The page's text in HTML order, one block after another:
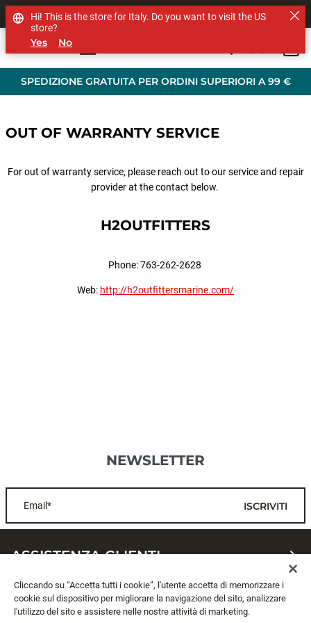
SPEDIZIONE GRATUITA PER ORDINI SUPERIORI A 99 €
SHOP OTHER BRANDS
OUT OF WARRANTY SERVICE
For out of warranty service, please reach out to our service and repair
provider at the contact below.
H2OUTFITTERS
Phone: 763-262-2628
Web: http://h2outfittersmarine.com/
NEWSLETTER
Email* ISCRIVITI
ASSISTENZA CLIENTI
CHI SIAMO
Hi! This is the store for Italy. Do you want to visit the US
store?
Yes No
Cliccando su “Accetta tutti i cookie”, l'utente accetta di memorizzare i
cookie sul dispositivo per migliorare la navigazione del sito, analizzare
l'utilizzo del sito e assistere nelle nostre attività di marketing.